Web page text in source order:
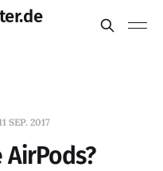
SEP. 2017
AirPods?